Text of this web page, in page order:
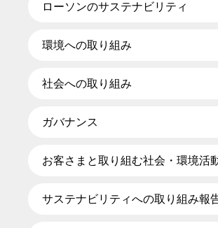
ローソンのサステナビリティ
環境への取り組み
社会への取り組み
ガバナンス
お客さまと取り組む社会・環境活
サステナビリティへの取り組み報